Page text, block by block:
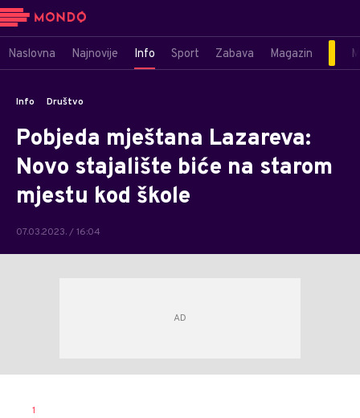
Naslovna Najnovije Info Sport Zabava Magazin
Info Društvo
Pobjeda mještana Lazareva:
Novo stajalište biće na starom
mjestu kod škole
07.03.2023. / 16:04
AUTOR
1